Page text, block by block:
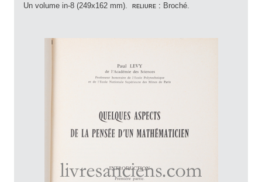
Un volume in-8 (249x162 mm). reliure : Broché.